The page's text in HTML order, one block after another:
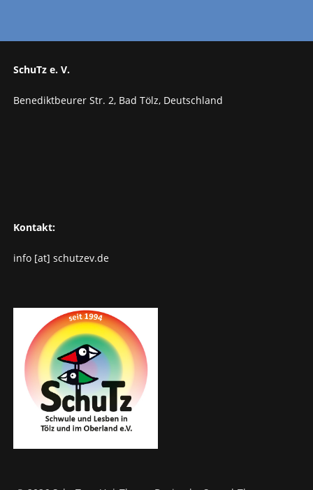
SchuTz e. V.
Benediktbeurer Str. 2, Bad Tölz, Deutschland
Kontakt:
info [at] schutzev.de